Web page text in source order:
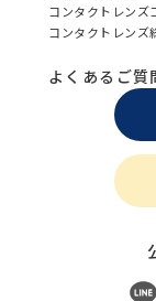
コンタクトレンズ
コンタクトレンズ
よくあるご質